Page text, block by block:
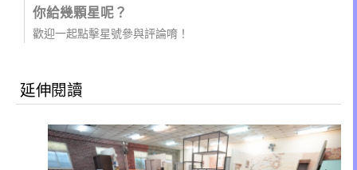
你給幾顆星呢？
歡迎一起點擊星號參與評論唷！
延伸閱讀